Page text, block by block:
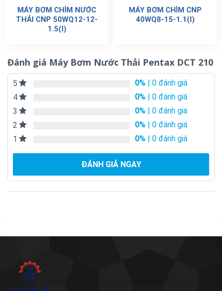
MÁY BƠM CHÌM NƯỚC
THẢI CNP 50WQ12-12-
1.5(I)
MÁY BƠM CHÌM CNP
40WQ8-15-1.1(I)
Đánh giá Máy Bơm Nước Thải Pentax DCT 210
5 0% | 0 đánh giá
4
0% | 0 đánh giá
3
0% | 0 đánh giá
2
0% | 0 đánh giá
1
0% | 0 đánh giá
ĐÁNH GIÁ NGAY